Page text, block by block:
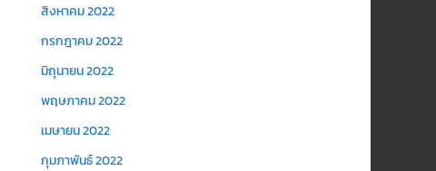
สิงหาคม 2022
กรกฎาคม 2022
มิถุนายน 2022
พฤษภาคม 2022
เมษายน 2022
กุมภาพันธ์ 2022